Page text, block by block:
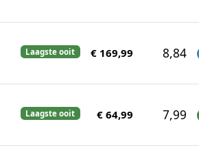
Laagste ooit € 169,99 8,84
Laagste ooit € 64,99 7,99